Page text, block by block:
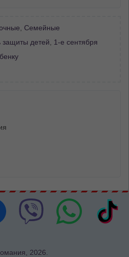
Семейные
защиты детей
1-е сентября
2026.